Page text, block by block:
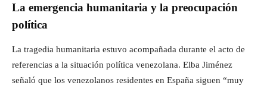
La emergencia humanitaria y la preocupación
política
La tragedia humanitaria estuvo acompañada durante el acto de
referencias a la situación política venezolana. Elba Jiménez
señaló que los venezolanos residentes en España siguen “muy